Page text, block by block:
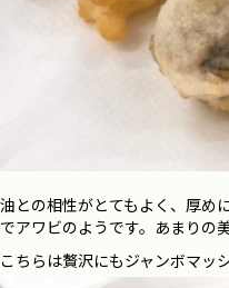
油との相性がとてもよく、厚め
でアワビのようです。あまりの
こちらは贅沢にもジャンボマッ